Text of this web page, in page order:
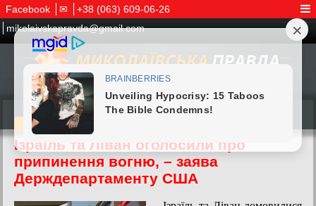
Facebook ✉
+38 (063) 609-06-26
mikolaivskapravda@gmail.com
04.06.2026
Ізраїль та Ліван оголосили про
припинення вогню, – заява
Держдепартаменту США